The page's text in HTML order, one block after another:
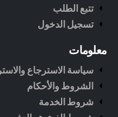
تتبع الطلب
تسجيل الدخول
معلومات
سياسة الاسترجاع
الشروط والأحكام
شروط الخدمة